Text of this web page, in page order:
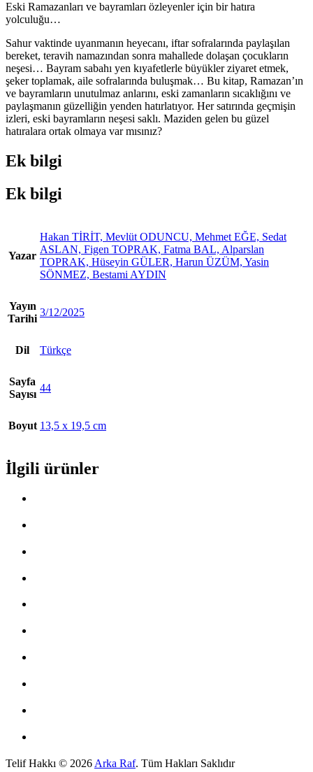
ASLAN,
Figen
TOPRAK,
Fatma
BAL,
Alparslan
TOPRAK,
Hüseyin
GÜLER,
Harun
ÜZÜM,
SÖNMEZ,
AYDIN
adet
Eski Ramazanları ve bayramları özleyenler için bir hatıra
yolculuğu…
Sahur vaktinde uyanmanın heyecanı, iftar sofralarında paylaşılan
bereket, teravih namazından sonra mahallede dolaşan çocukların
neşesi… Bayram sabahı yen kıyafetlerle büyükler ziyaret etmek,
şeker toplamak, aile sofralarında buluşmak… Bu kitap, Ramazan’ın
ve bayramların unutulmaz anlarını, eski zamanların sıcaklığını ve
paylaşmanın güzelliğin yenden hatırlatıyor. Her satırında geçmişin
izleri, eski bayramların neşesi saklı. Maziden gelen bu güzel
hatıralara ortak olmaya var mısınız?
Ek bilgi
Ek bilgi
Yazar
Hakan TİRİT, Mevlüt ODUNCU, Mehmet EĞE, Sedat
ASLAN, Figen TOPRAK, Fatma BAL, Alparslan
TOPRAK, Hüseyin GÜLER, Harun ÜZÜM, Yasin
SÖNMEZ, Bestami AYDIN
Yayın
Tarihi
3/12/2025
Dil Türkçe
Sayfa
Sayısı
44
Boyut 13,5 x 19,5 cm
İlgili ürünler
Telif Hakkı © 2026 Arka Raf. Tüm Hakları Saklıdır